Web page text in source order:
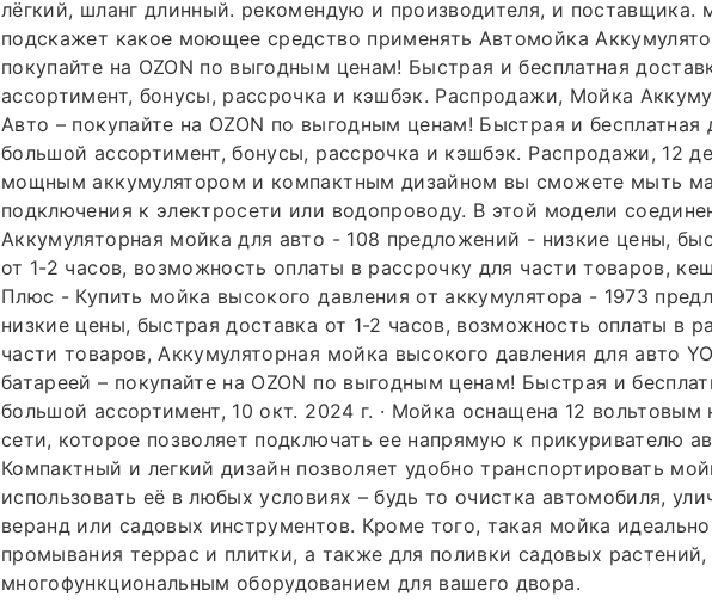
лёгкий, шланг длинный. рекомендую и производителя, и поставщика.
подскажет какое моющее средство применять Автомойка
покупайте на OZON по выгодным ценам! Быстрая и бесплатная
ассортимент, бонусы, рассрочка и кэшбэк. Распродажи, Мойка
Авто – покупайте на OZON по выгодным ценам! Быстрая и бесплатная
большой ассортимент, бонусы, рассрочка и кэшбэк. Распродажи, 12
мощным аккумулятором и компактным дизайном вы сможете мыть
подключения к электросети или водопроводу. В этой модели
Аккумуляторная мойка для авто - 108 предложений - низкие цены,
от 1-2 часов, возможность оплаты в рассрочку для части товаров,
Плюс - Купить мойка высокого давления от аккумулятора - 1973
низкие цены, быстрая доставка от 1-2 часов, возможность оплаты в
части товаров, Аккумуляторная мойка высокого давления для авто
батареей – покупайте на OZON по выгодным ценам! Быстрая и
большой ассортимент, 10 окт. 2024 г. · Мойка оснащена 12 вольтовым
сети, которое позволяет подключать ее напрямую к прикуривателю
Компактный и легкий дизайн позволяет удобно транспортировать
использовать её в любых условиях – будь то очистка автомобиля,
веранд или садовых инструментов. Кроме того, такая мойка
промывания террас и плитки, а также для поливки садовых растений,
многофункциональным оборудованием для вашего двора.